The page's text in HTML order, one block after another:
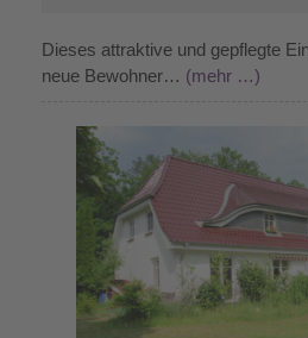
Dieses attraktive und gepflegte
neue Bewohner… (mehr …)